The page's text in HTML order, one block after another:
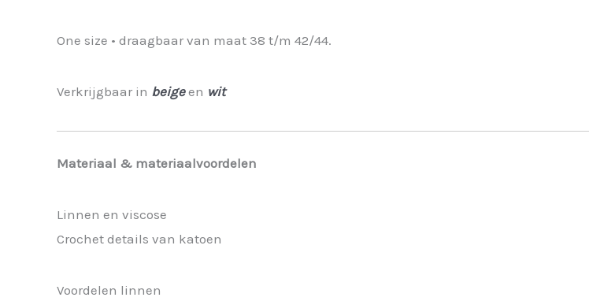
One size • draagbaar van maat 38 t/m 42/44.
Verkrijgbaar in beigeen wit
Materiaal & materiaalvoordelen
Linnen en viscose
Crochet details van katoen
Voordelen linnen